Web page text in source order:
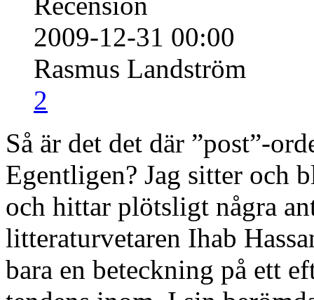
2009-12-31 00:00
Rasmus Landström
2
Så är det det där ”post”-
Egentligen? Jag sitter och
och hittar plötsligt några
litteraturvetaren Ihab
bara en beteckning på ett